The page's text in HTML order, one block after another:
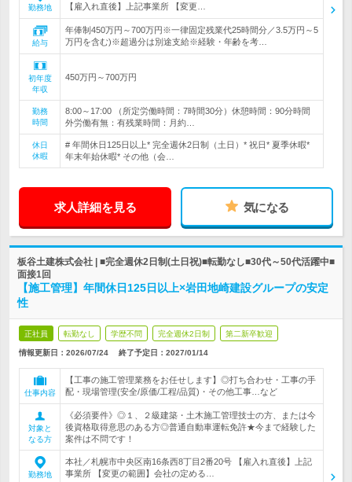
勤務地
【雇入れ直後】上記事業所 【変更…
給与
年俸制450万円～700万円※一律固定残業代25時間分／3.5万円～5
万円を含む)※超過分は別途支給※経験・年齢を考…
初年度
年収
450万円～700万円
勤務
時間
8:00～17:00 （所定労働時間：7時間30分）休憩時間：90分時間
外労働有無：有残業時間：月約…
休日
休暇
# 年間休日125日以上* 完全週休2日制（土日）* 祝日* 夏季休暇*
年末年始休暇* その他（会…
求人詳細を見る 気になる
板谷土建株式会社 | ■完全週休2日制(土日祝)■転勤なし■30代～50代活躍中■
面接1回
【施工管理】年間休日125日以上×岩田地崎建設グループの安定
性
正社員 転勤なし 学歴不問 完全週休2日制 第二新卒歓迎
情報更新日：2026/07/24 終了予定日： 2027/01/14
仕事内容
【工事の施工管理業務をお任せします】◎打ち合わせ・工事の手
配・現場管理(安全/原価/工程/品質)・その他工事…など
対象と
なる方
《必須要件》◎１、２級建築・土木施工管理技士の方、または今
後資格取得意思のある方◎普通自動車運転免許★今まで経験した
案件は不問です！
勤務地
本社／札幌市中央区南16条西8丁目2番20号 【雇入れ直後】上記
事業所 【変更の範囲】会社の定める…